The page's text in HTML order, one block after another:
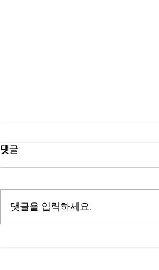
댓글
댓글을 입력하세요.